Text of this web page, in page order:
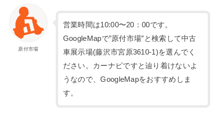
原付市場
営業時間は10:00〜20：00です。
GoogleMapで”原付市場”と検索して中古
車展示場(藤沢市宮原3610-1)を選んでく
ださい。カーナビですと辿り着けないよ
うなので、GoogleMapをおすすめしま
す。